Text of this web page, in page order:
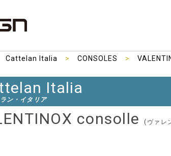
Cattelan Italia > CONSOLES >
Italia
ン・イタリア
consolle (ヴァレ